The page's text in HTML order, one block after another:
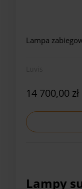
Lampa
14 700,00 zł
Lampy